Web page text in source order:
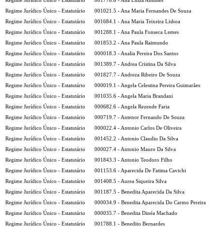
Regime Jurídico Único - Estatutário
001021.5 - Ana Maria Fernandes De Souza
Regime Jurídico Único - Estatutário
001684.1 - Ana Maria Teixeira Lisboa
Regime Jurídico Único - Estatutário
001288.1 - Ana Paula Fonseca Lemes
Regime Jurídico Único - Estatutário
001853.2 - Ana Paula Raimundo
Regime Jurídico Único - Estatutário
000018.3 - Analia Pereira Dos Santos
Regime Jurídico Único - Estatutário
001389.7 - Andrea Cristina Da Silva
Regime Jurídico Único - Estatutário
001827.7 - Andreza Ribeiro De Souza
Regime Jurídico Único - Estatutário
000019.1 - Angela Celestina Pereira Guimarães
Regime Jurídico Único - Estatutário
001035.6 - Angela Maria Brandani
Regime Jurídico Único - Estatutário
000682.6 - Angela Rezende Faria
Regime Jurídico Único - Estatutário
000719.7 - Antenor Fernando De Souza
Regime Jurídico Único - Estatutário
000022.4 - Antonio Carlos De Oliveira
Regime Jurídico Único - Estatutário
001452.2 - Antonio Claudio Da Silva
Regime Jurídico Único - Estatutário
000027.4 - Antonio Mauro Da Silva
Regime Jurídico Único - Estatutário
001843.3 - Antonio Teodoro Filho
Regime Jurídico Único - Estatutário
001153.6 - Aparecida De Fatima Cavichi
Regime Jurídico Único - Estatutário
001408.5 - Aurea Siqueira Silva
Regime Jurídico Único - Estatutário
001187.5 - Benedita Aparecida Da Silva
Regime Jurídico Único - Estatutário
000034.9 - Benedita Aparecida Do Carmo Pereira
Regime Jurídico Único - Estatutário
000035.7 - Benedita Dinéa Machado
Regime Jurídico Único - Estatutário
001788.1 - Benedito Bernardes